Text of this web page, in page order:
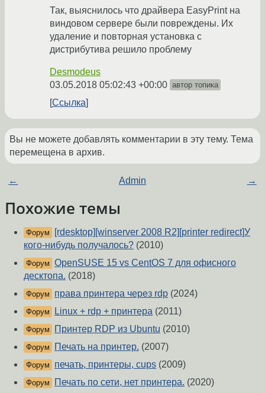
Так, выяснилось что драйвера EasyPrint на
виндовом сервере были повреждены. Их
удаление и повторная установка с
дистрибутива решило проблему
Desmodeus
03.05.2018 05:02:43 +00:00 автор топика
Ссылка
Вы не можете добавлять комментарии в эту тему. Тема
перемещена в архив.
← Admin →
Похожие темы
Форум
[rdesktop][winserver 2008 R2][printer redirect]У
кого-нибудь получалось? (2010)
Форум OpenSUSE 15 vs CentOS 7 для офисного
десктопа. (2018)
Форум права принтера через rdp (2024)
Форум Linux + rdp + принтера (2011)
Форум Принтер RDP из Ubuntu (2010)
Форум Печать на принтер. (2007)
Форум печать, принтеры, cups (2009)
Форум Печать по сети, нет принтера. (2020)